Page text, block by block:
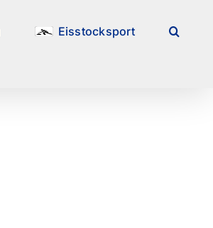
Eisstocksport